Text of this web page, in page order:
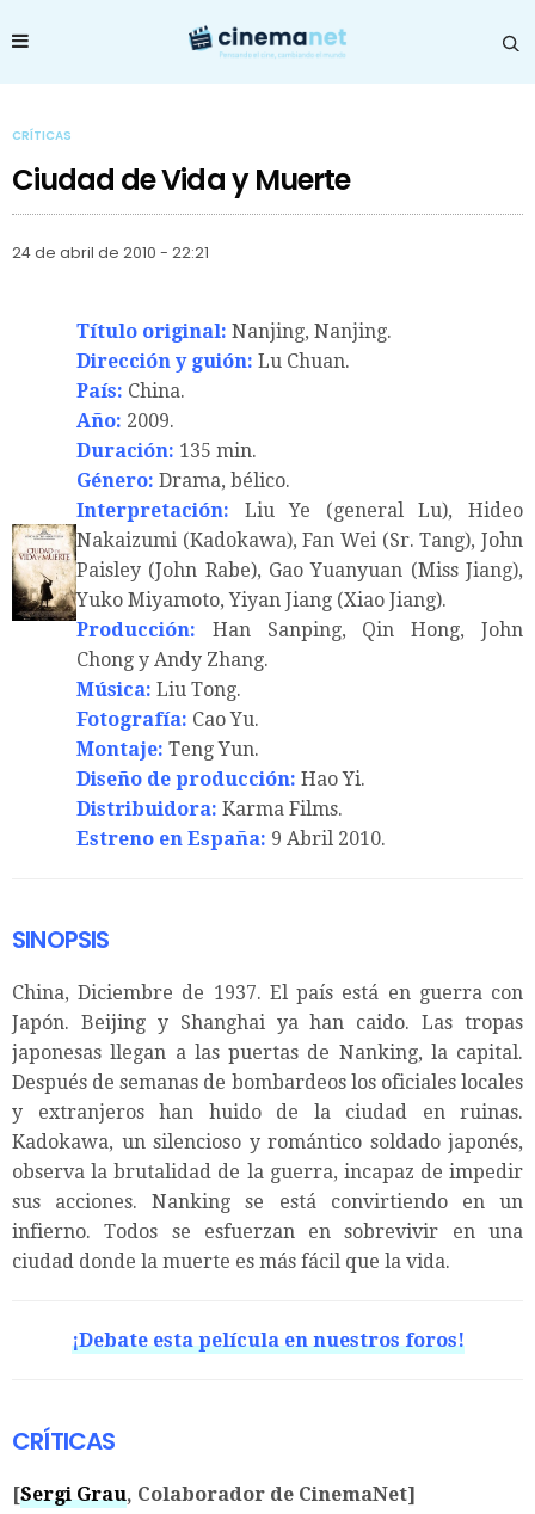
CRÍTICAS
Ciudad de Vida y Muerte
24 de abril de 2010 - 22:21
Título original: Nanjing, Nanjing.
Dirección y guión: Lu Chuan.
País: China.
Año: 2009.
Duración: 135 min.
Género: Drama, bélico.
Interpretación: Liu Ye (general Lu), Hideo
Nakaizumi (Kadokawa), Fan Wei (Sr. Tang), John
Paisley (John Rabe), Gao Yuanyuan (Miss Jiang),
Yuko Miyamoto, Yiyan Jiang (Xiao Jiang).
Producción: Han Sanping, Qin Hong, John
Chong y Andy Zhang.
Música: Liu Tong.
Fotografía: Cao Yu.
Montaje: Teng Yun.
Diseño de producción: Hao Yi.
Distribuidora: Karma Films.
Estreno en España: 9 Abril 2010.
SINOPSIS
China, Diciembre de 1937. El país está en guerra con
Japón. Beijing y Shanghai ya han caido. Las tropas
japonesas llegan a las puertas de Nanking, la capital.
Después de semanas de bombardeos los oficiales locales
y extranjeros han huido de la ciudad en ruinas.
Kadokawa, un silencioso y romántico soldado japonés,
observa la brutalidad de la guerra, incapaz de impedir
sus acciones. Nanking se está convirtiendo en un
infierno. Todos se esfuerzan en sobrevivir en una
ciudad donde la muerte es más fácil que la vida.
¡Debate esta película en nuestros foros!
CRÍTICAS
[Sergi Grau, Colaborador de CinemaNet]